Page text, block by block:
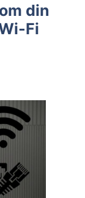
din
Fi